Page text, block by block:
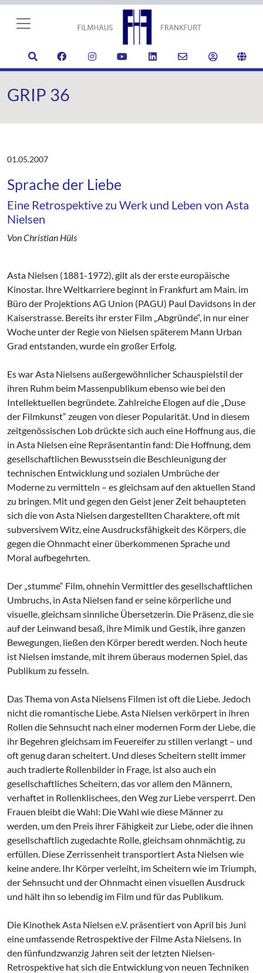
GRIP 36
01.05.2007
Sprache der Liebe
Eine Retrospektive zu Werk und Leben von Asta
Nielsen
Von Christian Hüls
Asta Nielsen (1881-1972), gilt als der erste europäische
Kinostar. Ihre Weltkarriere beginnt in Frankfurt am Main. im
Büro der Projektions AG Union (PAGU) Paul Davidsons in der
Kaiserstrasse. Bereits ihr erster Film „Abgründe“, in nur einer
Woche unter der Regie von Nielsen späterem Mann Urban
Grad entstanden, wurde ein großer Erfolg.
Es war Asta Nielsens außergewöhnlicher Schauspielstil der
ihren Ruhm beim Massenpublikum ebenso wie bei den
Intellektuellen begründete. Zahlreiche Elogen auf die „Duse
der Filmkunst“ zeugen von dieser Popularität. Und in diesem
zeitgenössischen Lob drückte sich auch eine Hoffnung aus, die
in Asta Nielsen eine Repräsentantin fand: Die Hoffnung, dem
gesellschaftlichen Bewusstsein die Beschleunigung der
technischen Entwicklung und sozialen Umbrüche der
Moderne zu vermitteln – es gleichsam auf den aktuellen Stand
zu bringen. Mit und gegen den Geist jener Zeit behaupteten
sich die von Asta Nielsen dargestellten Charaktere, oft mit
subversivem Witz, eine Ausdrucksfähigkeit des Körpers, die
gegen die Ohnmacht einer überkommenen Sprache und
Moral aufbegehrten.
Der „stumme“ Film, ohnehin Vermittler des gesellschaftlichen
Umbruchs, in Asta Nielsen fand er seine körperliche und
visuelle, gleichsam sinnliche Übersetzerin. Die Präsenz, die sie
auf der Leinwand besaß, ihre Mimik und Gestik, ihre ganzen
Bewegungen, ließen den Körper beredt werden. Noch heute
ist Nielsen imstande, mit ihrem überaus modernen Spiel, das
Publikum zu fesseln.
Das Thema von Asta Nielsens Filmen ist oft die Liebe. Jedoch
nicht die romantische Liebe. Asta Nielsen verkörpert in ihren
Rollen die Sehnsucht nach einer modernen Form der Liebe, die
ihr Begehren gleichsam im Feuereifer zu stillen verlangt – und
oft genug daran scheitert. Und dieses Scheitern stellt immer
auch tradierte Rollenbilder in Frage, ist also auch ein
gesellschaftliches Scheitern, das vor allem den Männern,
verhaftet in Rollenklischees, den Weg zur Liebe versperrt. Den
Frauen bleibt die Wahl: Die Wahl wie diese Männer zu
werden, um den Preis ihrer Fähigkeit zur Liebe, oder die ihnen
gesellschaftlich zugedachte Rolle, gleichsam ohnmächtig, zu
erfüllen. Diese Zerrissenheit transportiert Asta Nielsen wie
keine andere. Ihr Körper verleiht, im Scheitern wie im Triumph,
der Sehnsucht und der Ohnmacht einen visuellen Ausdruck
und hält ihn so lebendig im Film und für das Publikum.
Die Kinothek Asta Nielsen e.V. präsentiert von April bis Juni
eine umfassende Retrospektive der Filme Asta Nielsens. In
den fünfundzwanzig Jahren seit der letzten Nielsen-
Retrospektive hat sich die Entwicklung von neuen Techniken